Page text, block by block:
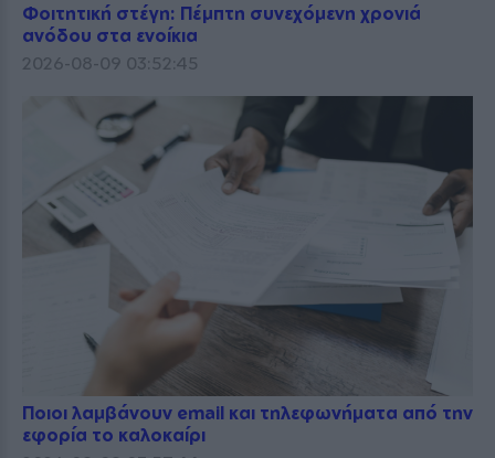
Φοιτητική στέγη: Πέμπτη συνεχόμενη χρονιά
ανόδου στα ενοίκια
2026-08-09 03:52:45
Ποιοι λαμβάνουν email και τηλεφωνήματα από την
εφορία το καλοκαίρι